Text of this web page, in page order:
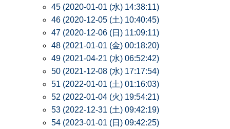
45 (2020-01-01 (水) 14:38:11)
46 (2020-12-05 (土) 10:40:45)
47 (2020-12-06 (日) 11:09:11)
48 (2021-01-01 (金) 00:18:20)
49 (2021-04-21 (水) 06:52:42)
50 (2021-12-08 (水) 17:17:54)
51 (2022-01-01 (土) 01:16:03)
52 (2022-01-04 (火) 19:54:21)
53 (2022-12-31 (土) 09:42:19)
54 (2023-01-01 (日) 09:42:25)